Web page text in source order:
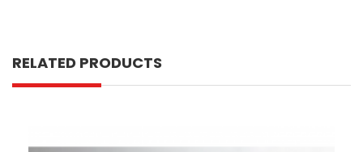
RELATED PRODUCTS